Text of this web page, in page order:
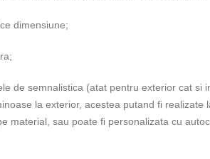
dimensiune;
de semnalistica (atat pentru exterior cat si
la exterior, acestea putand fi realizate
material, sau poate fi personalizata cu